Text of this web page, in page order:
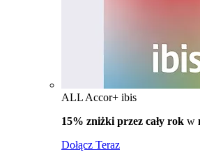
ALL Accor+ ibis
15% zniżki przez cały rok w
Dołącz Teraz